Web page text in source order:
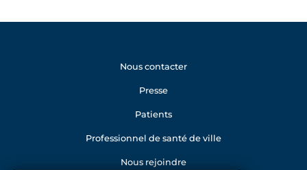
Nous contacter
Presse
Patients
Professionnel de santé de ville
Nous rejoindre